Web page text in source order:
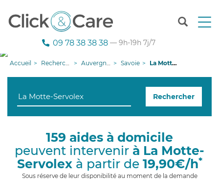
T
n
g
09 78 38 38 38 — 9h-19h 7j/7
Accueil Recherche aide à domicile Auvergne-Rhône-Alpes Savoie La Motte-Servolex
Rechercher
159 aides à domicile
peuvent intervenir à La Motte-
Servolexà partir de 19,90€/h*
Sous réserve de leur disponibilité au moment de la demande